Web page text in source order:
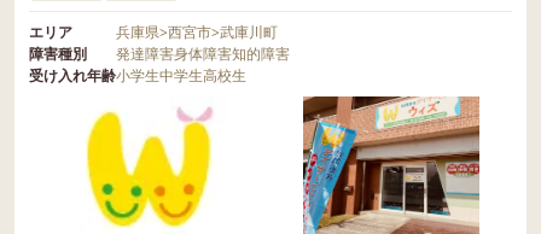
エリア 兵庫県>西宮市>武庫川町
障害種別
発達障害身体障害知的障害
受け入れ年齢小学生中学生高校生